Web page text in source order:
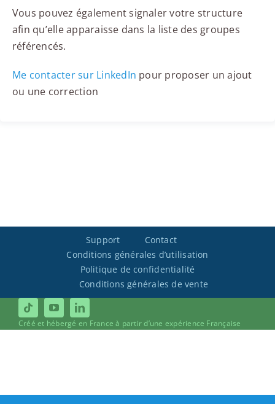
Vous pouvez également signaler votre structure
afin qu’elle apparaisse dans la liste des groupes
référencés.
Me contacter sur LinkedIn pour proposer un ajout
ou une correction
Support
Contact
Conditions générales d’utilisation
Politique de confidentialité
Conditions générales de vente
Créé et hébergé en France à partir d’une expérience Française